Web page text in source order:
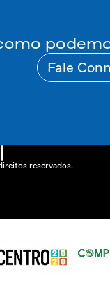
Fale
reservados.